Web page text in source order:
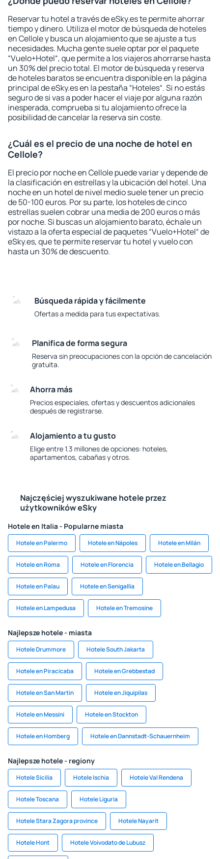
Reservar tu hotel a través de eSky.es te permite ahorrar
tiempo y dinero. Utiliza el motor de búsqueda de hoteles
en Cellole y busca un alojamiento que se ajuste a tus
necesidades. Mucha gente suele optar por el paquete
“Vuelo+Hotel“, que permite a los viajeros ahorrarse hasta
un 30% del precio total. El motor de búsqueda y reserva
de hoteles baratos se encuentra disponible en la página
principal de eSky.es en la pestaña “Hoteles“. Si no estás
seguro de si vas a poder hacer el viaje por alguna razón
inesperada, comprueba si tu alojamiento ofrece la
posibilidad de cancelar la reserva sin coste.
¿Cuál es el precio de una noche de hotel en
Cellole?
El precio por noche en Cellole puede variar y depende de
la clasificación en estrellas y la ubicación del hotel. Una
noche en un hotel de nivel medio suele tener un precio
de 50-100 euros. Por su parte, los hoteles de cinco
estrellas suelen cobrar una media de 200 euros o más
por noche. Si buscas un alojamiento barato, échale un
vistazo a la oferta especial de paquetes “Vuelo+Hotel“ de
eSky.es, que te permite reservar tu hotel y vuelo con
hasta un 30% de descuento.
Búsqueda rápida y fácilmente
Ofertas a medida para tus expectativas.
Planifica de forma segura
Reserva sin preocupaciones con la opción de cancelación
gratuita.
Ahorra más
Precios especiales, ofertas y descuentos adicionales
después de registrarse.
Alojamiento a tu gusto
Elige entre 1.3 millones de opciones: hoteles,
apartamentos, cabañas y otros.
Najczęściej wyszukiwane hotele przez
użytkowników eSky
Hotele en Italia - Popularne miasta
Hotele en Palermo Hotele en Nápoles Hotele en Milán
Hotele en Roma Hotele en Florencia Hotele en Bellagio
Hotele en Palau Hotele en Senigallia
Hotele en Lampedusa Hotele en Tremosine
Najlepsze hotele - miasta
Hotele Drummore Hotele South Jakarta
Hotele en Piracicaba Hotele en Grebbestad
Hotele en San Martin Hotele en Jiquipilas
Hotele en Messíni Hotele en Stockton
Hotele en Homberg Hotele en Dannstadt-Schauernheim
Najlepsze hotele - regiony
Hotele Sicilia Hotele Ischia Hotele Val Rendena
Hotele Toscana Hotele Liguria
Hotele Stara Zagora province Hotele Nayarit
Hotele Hont Hotele Voivodato de Lubusz